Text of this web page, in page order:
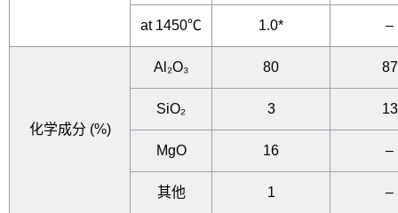
at 1450℃ 1.0* –
化学成分 (%)
Al₂O₃ 80 87
SiO₂ 3 13
MgO 16 –
其他 1 –